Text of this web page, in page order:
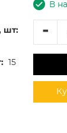
шт:
15
В
-